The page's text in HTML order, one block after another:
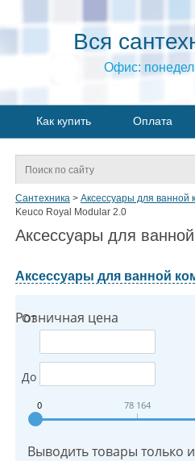
Вся
Офис:
Как купить Оплата
Сантехника > Аксессуары для ванной
Keuco Royal Modular 2.0
Аксессуары для
Аксессуары для ванной
Розничная цена
От
До
0 78 164
Выводить товары только